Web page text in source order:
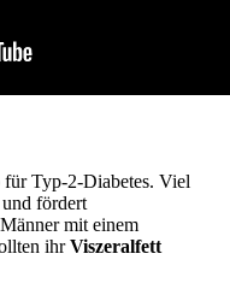
Typ-2-Diabetes. Viel
fördert
mit einem
ihrViszeralfett